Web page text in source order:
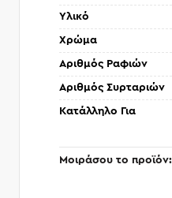
Υλικό
Χρώμα
Αριθμός Ραφιών
Αριθμός Συρταριών
Κατάλληλο Για
Μοιράσου το προϊόν